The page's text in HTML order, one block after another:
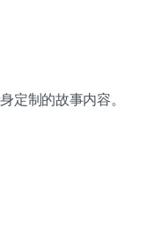
定制的故事内容。